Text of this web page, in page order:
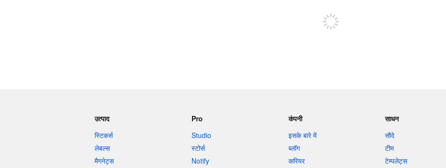
उत्पाद
स्टिकर्स
लेबल्स
मैगनेट्स
Pro
Studio
स्टोर्स
Notify
कंपनी
इसके बारे में
ब्लॉग
करियर
साधन
सौदे
टीम
टेम्पलेट्स